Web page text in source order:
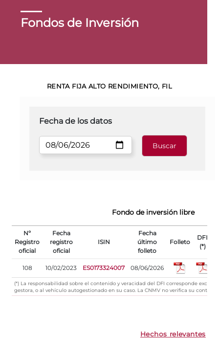
Fondos de Inversión
RENTA FIJA ALTO RENDIMIENTO, FIL
Fecha de los datos
Fondo de inversión libre
Nº
Registro
oficial
Fecha
registro
oficial
ISIN
Fecha
último
folleto
Folleto
DFI
(*)
108 10/02/2023 ES0173324007 08/06/2026
(*) La responsabilidad sobre el contenido y veracidad del DFI corresponde
gestora, o al vehículo autogestionado en su caso. La CNMV no verifica su
Hechos relevantes